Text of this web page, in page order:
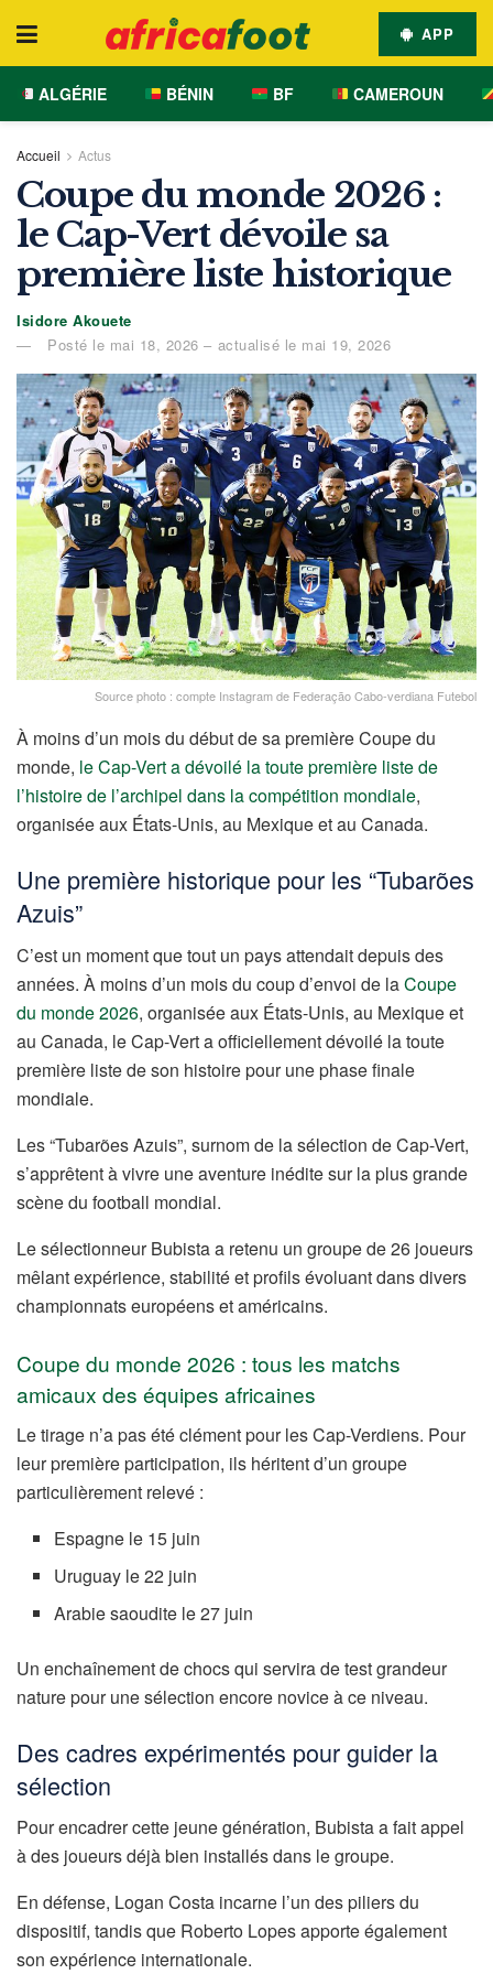
APP
ALGÉRIE BÉNIN BF CAMEROUN
Accueil Actus
Coupe du monde 2026 :
le Cap-Vert dévoile sa
première liste historique
Isidore Akouete
Posté le mai 18, 2026 – actualisé le mai 19, 2026
Source photo : compte Instagram de Federação Cabo-verdiana Futebol
À moins d’un mois du début de sa première Coupe du
monde, le Cap-Vert a dévoilé la toute première liste de
l’histoire de l’archipel dans la compétition mondiale,
organisée aux États-Unis, au Mexique et au Canada.
Une première historique pour les “Tubarões
Azuis”
C’est un moment que tout un pays attendait depuis des
années. À moins d’un mois du coup d’envoi de laCoupe
du monde 2026, organisée aux États-Unis, au Mexique et
au Canada, le Cap-Vert a officiellement dévoilé la toute
première liste de son histoire pour une phase finale
mondiale.
Les “Tubarões Azuis”, surnom de la sélection de Cap-Vert,
s’apprêtent à vivre une aventure inédite sur la plus grande
scène du football mondial.
Le sélectionneur Bubista a retenu un groupe de 26 joueurs
mêlant expérience, stabilité et profils évoluant dans divers
championnats européens et américains.
Coupe du monde 2026 : tous les matchs
amicaux des équipes africaines
Le tirage n’a pas été clément pour les Cap-Verdiens. Pour
leur première participation, ils héritent d’un groupe
particulièrement relevé :
Espagne le 15 juin
Uruguay le 22 juin
Arabie saoudite le 27 juin
Un enchaînement de chocs qui servira de test grandeur
nature pour une sélection encore novice à ce niveau.
Des cadres expérimentés pour guider la
sélection
Pour encadrer cette jeune génération, Bubista a fait appel
à des joueurs déjà bien installés dans le groupe.
En défense, Logan Costa incarne l’un des piliers du
dispositif, tandis que Roberto Lopes apporte également
son expérience internationale.